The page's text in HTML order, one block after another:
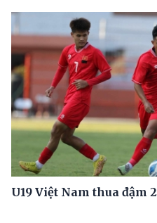
U19 Việt Nam thua đậm